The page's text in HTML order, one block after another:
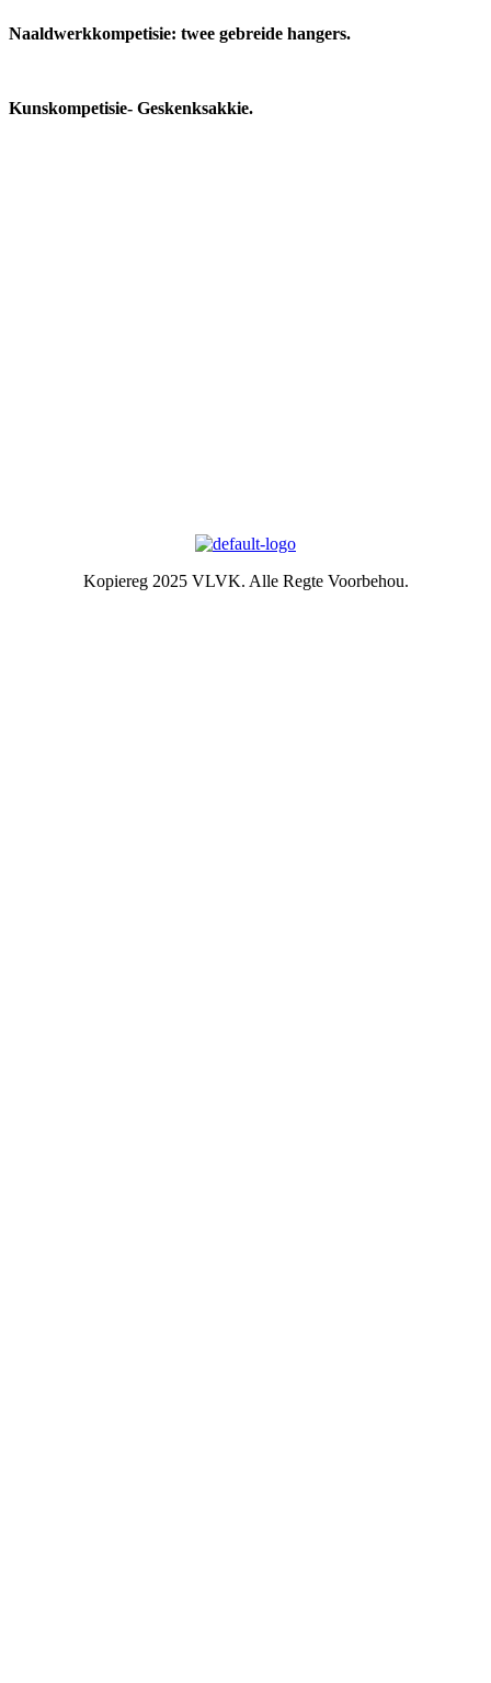
Naaldwerkkompetisie: twee gebreide hangers.
Kunskompetisie- Geskenksakkie.
Kopiereg 2025 VLVK. Alle Regte Voorbehou.